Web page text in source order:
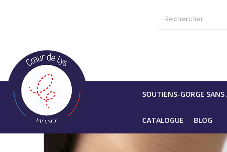
SOUTIENS-GORGE
CATALOGUE BLOG
Accueil